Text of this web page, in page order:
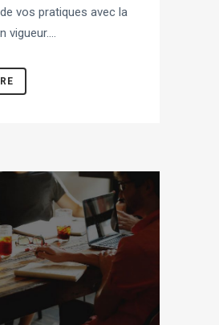
vos pratiques avec la
vigueur....